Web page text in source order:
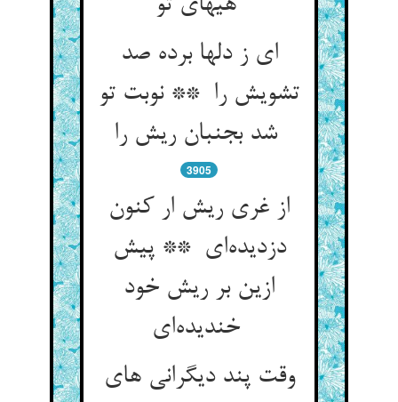
ای ز دلها برده صد
تشویش را ** نوبت تو
شد بجنبان ریش را
3905
از غری ریش ار کنون
دزدیده‌ای ** پیش
ازین بر ریش خود
خندیده‌ای
وقت پند دیگرانی های